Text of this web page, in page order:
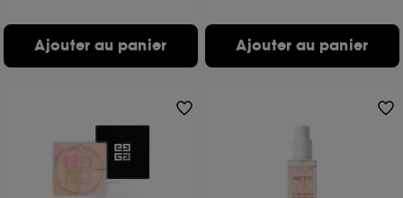
Ajouter au panier Ajouter au panier